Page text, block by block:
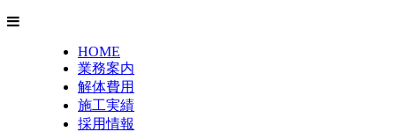
HOME
業務案内
解体費用
施工実績
採用情報